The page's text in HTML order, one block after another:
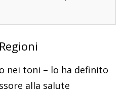
nei toni – lo ha definito
alla salute